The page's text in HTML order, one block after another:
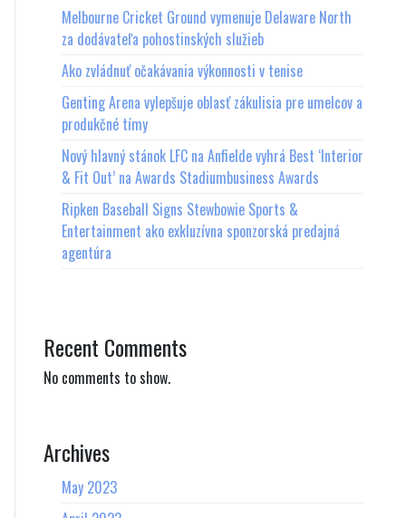
Melbourne Cricket Ground vymenuje Delaware North
za dodávateľa pohostinských služieb
Ako zvládnuť očakávania výkonnosti v tenise
Genting Arena vylepšuje oblasť zákulisia pre umelcov a
produkčné tímy
Nový hlavný stánok LFC na Anfielde vyhrá Best ‘Interior
& Fit Out’ na Awards Stadiumbusiness Awards
Ripken Baseball Signs Stewbowie Sports &
Entertainment ako exkluzívna sponzorská predajná
agentúra
Recent Comments
No comments to show.
Archives
May 2023